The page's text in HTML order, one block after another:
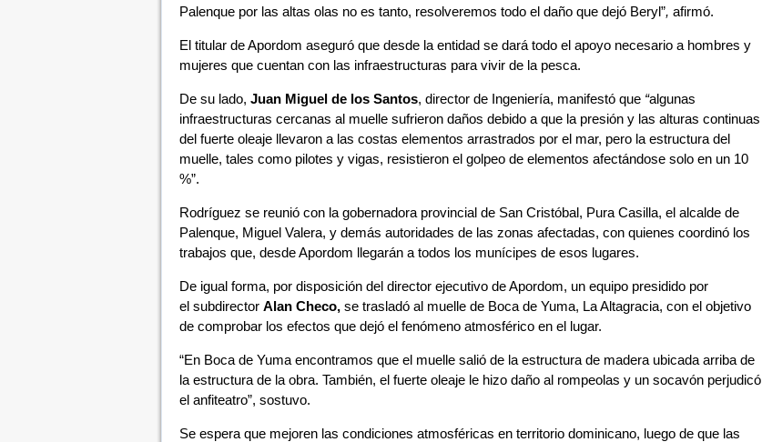
Palenque por las altas olas no es tanto, resolveremos todo el daño que dejó Beryl”, afirmó.
El titular de Apordom aseguró que desde la entidad se dará todo el apoyo necesario a hombres y
mujeres que cuentan con las infraestructuras para vivir de la pesca.
De su lado, Juan Miguel de los Santos, director de Ingeniería, manifestó que “algunas
infraestructuras cercanas al muelle sufrieron daños debido a que la presión y las alturas continuas
del fuerte oleaje llevaron a las costas elementos arrastrados por el mar, pero la estructura del
muelle, tales como pilotes y vigas, resistieron el golpeo de elementos afectándose solo en un 10
%”.
Rodríguez se reunió con la gobernadora provincial de San Cristóbal, Pura Casilla, el alcalde de
Palenque, Miguel Valera, y demás autoridades de las zonas afectadas, con quienes coordinó los
trabajos que, desde Apordom llegarán a todos los munícipes de esos lugares.
De igual forma, por disposición del director ejecutivo de Apordom, un equipo presidido por
el subdirector Alan Checo,se trasladó al muelle de Boca de Yuma, La Altagracia, con el objetivo
de comprobar los efectos que dejó el fenómeno atmosférico en el lugar.
“En Boca de Yuma encontramos que el muelle salió de la estructura de madera ubicada arriba de
la estructura de la obra. También, el fuerte oleaje le hizo daño al rompeolas y un socavón perjudicó
el anfiteatro”, sostuvo.
Se espera que mejoren las condiciones atmosféricas en territorio dominicano, luego de que las